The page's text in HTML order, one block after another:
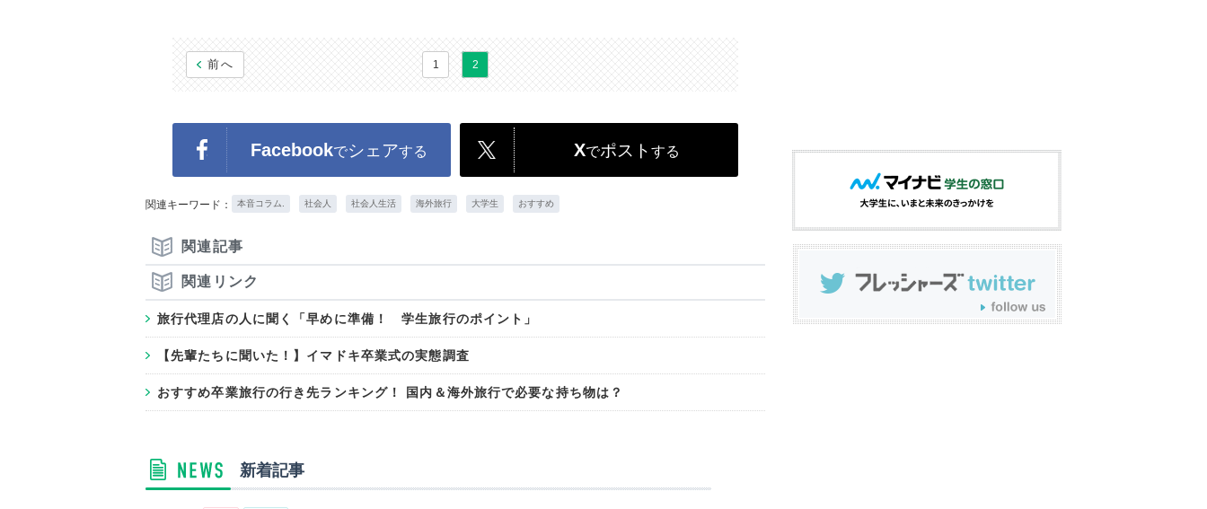
前へ 1 2
Facebookでシェアする Xでポスト する
関連キーワード： 本音コラム. 社会人 社会人生活 海外旅行 大学生 おすすめ
関連記事
関連リンク
旅行代理店の人に聞く「早めに準備！ 学生旅行のポイント」
【先輩たちに聞いた！】イマドキ卒業式の実態調査
おすすめ卒業旅行の行き先ランキング！ 国内＆海外旅行で必要な持ち物は？
新着記事